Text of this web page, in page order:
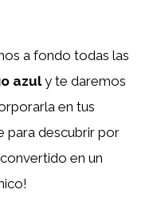
a fondo todas las
azuly te daremos
en tus
para descubrir por
en un